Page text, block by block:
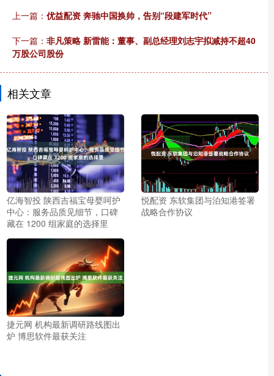
上一篇： 优益配资 奔驰中国换帅，告别“段建军时代”
下一篇： 非凡策略 新雷能：董事、副总经理刘志宇拟减持不超40
万股公司股份
相关文章
亿海智投 陕西吉福宝母婴呵护
中心：服务品质见细节，口碑
藏在 1200 组家庭的选择里
悦配资 东软集团与泊知港签署
战略合作协议
捷元网 机构最新调研路线图出
炉 博思软件最获关注